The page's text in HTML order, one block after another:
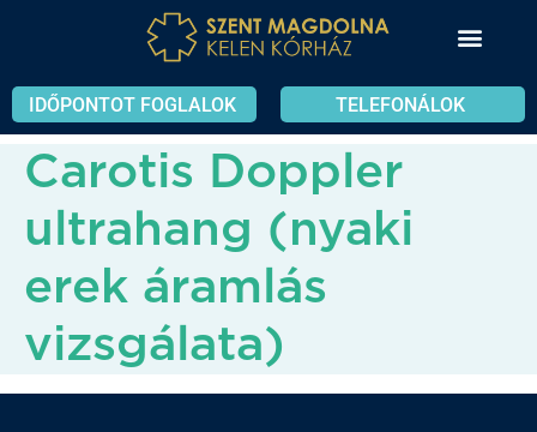
IDŐPONTOT FOGLALOK TELEFONÁLOK
Carotis Doppler
ultrahang (nyaki
erek áramlás
vizsgálata)